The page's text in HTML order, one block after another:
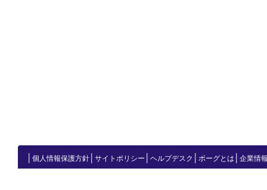
個人情報保護方針 サイトポリシー ヘルプデスク ボーグとは 企業情